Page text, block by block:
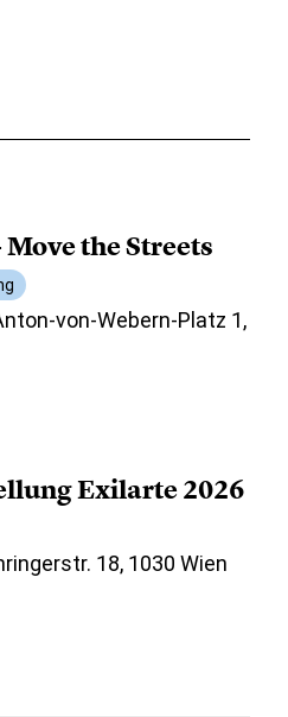
the Streets
von-Webern-Platz 1,
Exilarte 2026
18, 1030 Wien